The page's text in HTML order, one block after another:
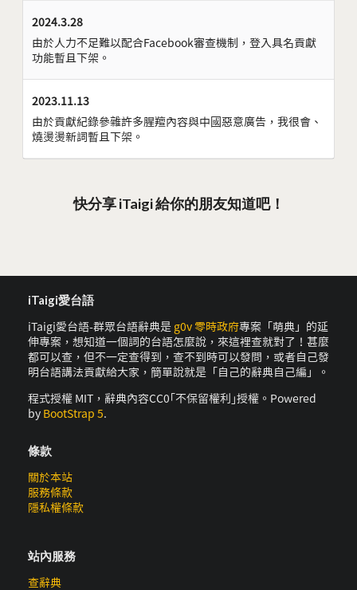
2024.3.28
由於人力不足難以配合Facebook審查機制，登入具名貢獻
功能暫且下架。
2023.11.13
由於貢獻紀錄參雜許多腥羶內容與中國惡意廣告，我很會、
燒燙燙新詞暫且下架。
快分享 iTaigi 給你的朋友知道吧！
iTaigi愛台語
iTaigi愛台語-群眾台語辭典是 g0v 零時政府專案「萌典」的延
伸專案，想知道一個詞的台語怎麼說，來這裡查就對了！甚麼
都可以查，但不一定查得到，查不到時可以發問，或者自己發
明台語講法貢獻給大家，簡單說就是「自己的辭典自己編」。
程式授權 MIT，辭典內容CC0｢不保留權利｣授權。Powered
by BootStrap 5.
條款
關於本站
服務條款
隱私權條款
站內服務
查辭典